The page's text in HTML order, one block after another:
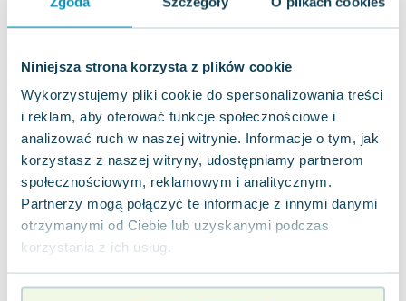
Niniejsza strona korzysta z plików cookie
Wykorzystujemy pliki cookie do spersonalizowania treści
i reklam, aby oferować funkcje społecznościowe i
analizować ruch w naszej witrynie. Informacje o tym, jak
korzystasz z naszej witryny, udostępniamy partnerom
społecznościowym, reklamowym i analitycznym.
Partnerzy mogą połączyć te informacje z innymi danymi
otrzymanymi od Ciebie lub uzyskanymi podczas
korzystania z ich usług.